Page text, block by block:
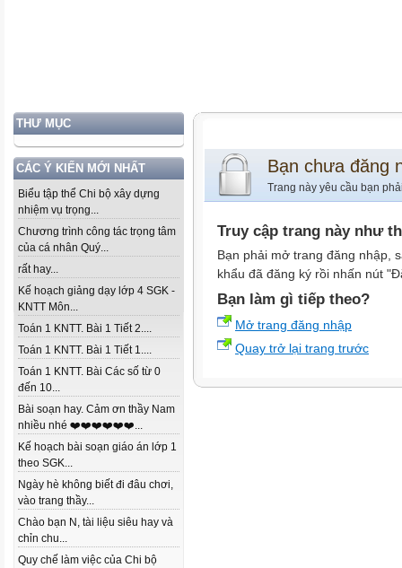
THƯ MỤC
CÁC Ý KIẾN MỚI NHẤT
Biểu tập thể Chi bộ xây dựng
nhiệm vụ trọng...
Chương trình công tác trọng tâm
của cá nhân Quý...
rất hay...
Kế hoạch giảng dạy lớp 4 SGK -
KNTT Môn...
Toán 1 KNTT. Bài 1 Tiết 2....
Toán 1 KNTT. Bài 1 Tiết 1....
Toán 1 KNTT. Bài Các số từ 0
đến 10...
Bài soạn hay. Cảm ơn thầy Nam
nhiều nhé ❤️❤️❤️❤️❤️❤️...
Kế hoạch bài soạn giáo án lớp 1
theo SGK...
Ngày hè không biết đi đâu chơi,
vào trang thầy...
Chào bạn N, tài liệu siêu hay và
chỉn chu...
Quy chế làm việc của Chi bộ
Bạn chưa đăng
Trang này yêu cầu bạn
Truy cập trang này như
Bạn phải mở trang đăng nhập,
khẩu đã đăng ký rồi nhấn nút
Bạn làm gì tiếp theo?
Mở trang đăng nhập
Quay trở lại trang trước